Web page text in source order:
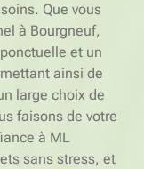
Que vous
à Bourgneuf,
et un
ainsi de
large choix de
faisons de votre
à ML
sans stress, et